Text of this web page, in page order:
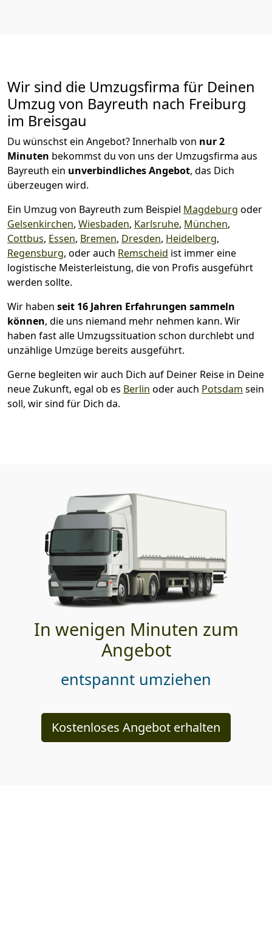
Wir sind die Umzugsfirma für Deinen
Umzug von Bayreuth nach Freiburg
im Breisgau
Du wünschst ein Angebot? Innerhalb von nur 2
Minuten bekommst du von uns der Umzugsfirma aus
Bayreuth ein unverbindliches Angebot, das Dich
überzeugen wird.
Ein Umzug von Bayreuth zum Beispiel Magdeburg oder
Gelsenkirchen, Wiesbaden, Karlsruhe, München,
Cottbus, Essen, Bremen, Dresden, Heidelberg,
Regensburg, oder auch Remscheid ist immer eine
logistische Meisterleistung, die von Profis ausgeführt
werden sollte.
Wir haben seit 16 Jahren Erfahrungen sammeln
können, die uns niemand mehr nehmen kann. Wir
haben fast alle Umzugssituation schon durchlebt und
unzählige Umzüge bereits ausgeführt.
Gerne begleiten wir auch Dich auf Deiner Reise in Deine
neue Zukunft, egal ob es Berlin oder auch Potsdam sein
soll, wir sind für Dich da.
In wenigen Minuten zum
Angebot
entspannt umziehen
Kostenloses Angebot erhalten